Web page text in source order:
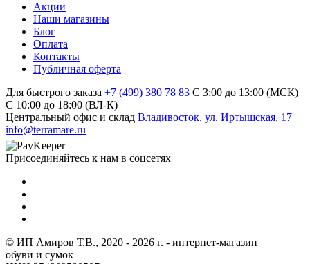
Акции
Наши магазины
Блог
Оплата
Контакты
Публичная оферта
Для быстрого заказа +7 (499) 380 78 83 С 3:00 до 13:00 (МСК)
C 10:00 до 18:00 (ВЛ-К)
Центральный офис и склад Владивосток, ул. Иртышская, 17
info@terramare.ru
Присоединяйтесь к нам в соцсетях
© ИП Амиров Т.В., 2020 - 2026 г. - интернет-магазин
обуви и сумок